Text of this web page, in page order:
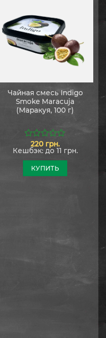
Чайная смесь Indigo
Smoke Maracuja
(Маракуя, 100 г)
из
5
220 грн.
Кешбэк:до 11 грн.
КУПИТЬ